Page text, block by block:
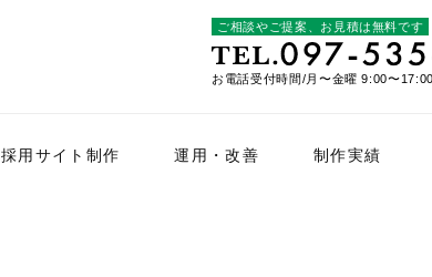
ご相談やご提案、お見積は無料です
お電話受付時間/月〜金曜 9:00〜
採用サイト制作 運用・改善 制作実績